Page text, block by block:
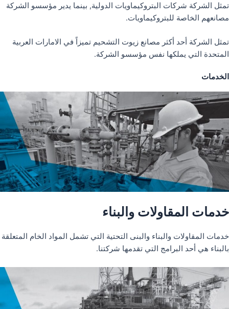
تمثل الشركة شركات البتروكيماويات الدولية, بينما يدير مؤسسو الشركة
مصانعهم الخاصة للبتروكيماويات.
تمثل الشركة أحد أكثر مصانع زيوت التشحيم تميزاً في الامارات العربية
المتحدة التي يملكها نفس مؤسسو الشركة.
الخدمات
خدمات المقاولات والبناء
خدمات المقاولات والبناء والبنى التحتية التي تشمل المواد الخام المتعلقة
بالبناء هي أحد البرامج التي تقدمها شركتنا.